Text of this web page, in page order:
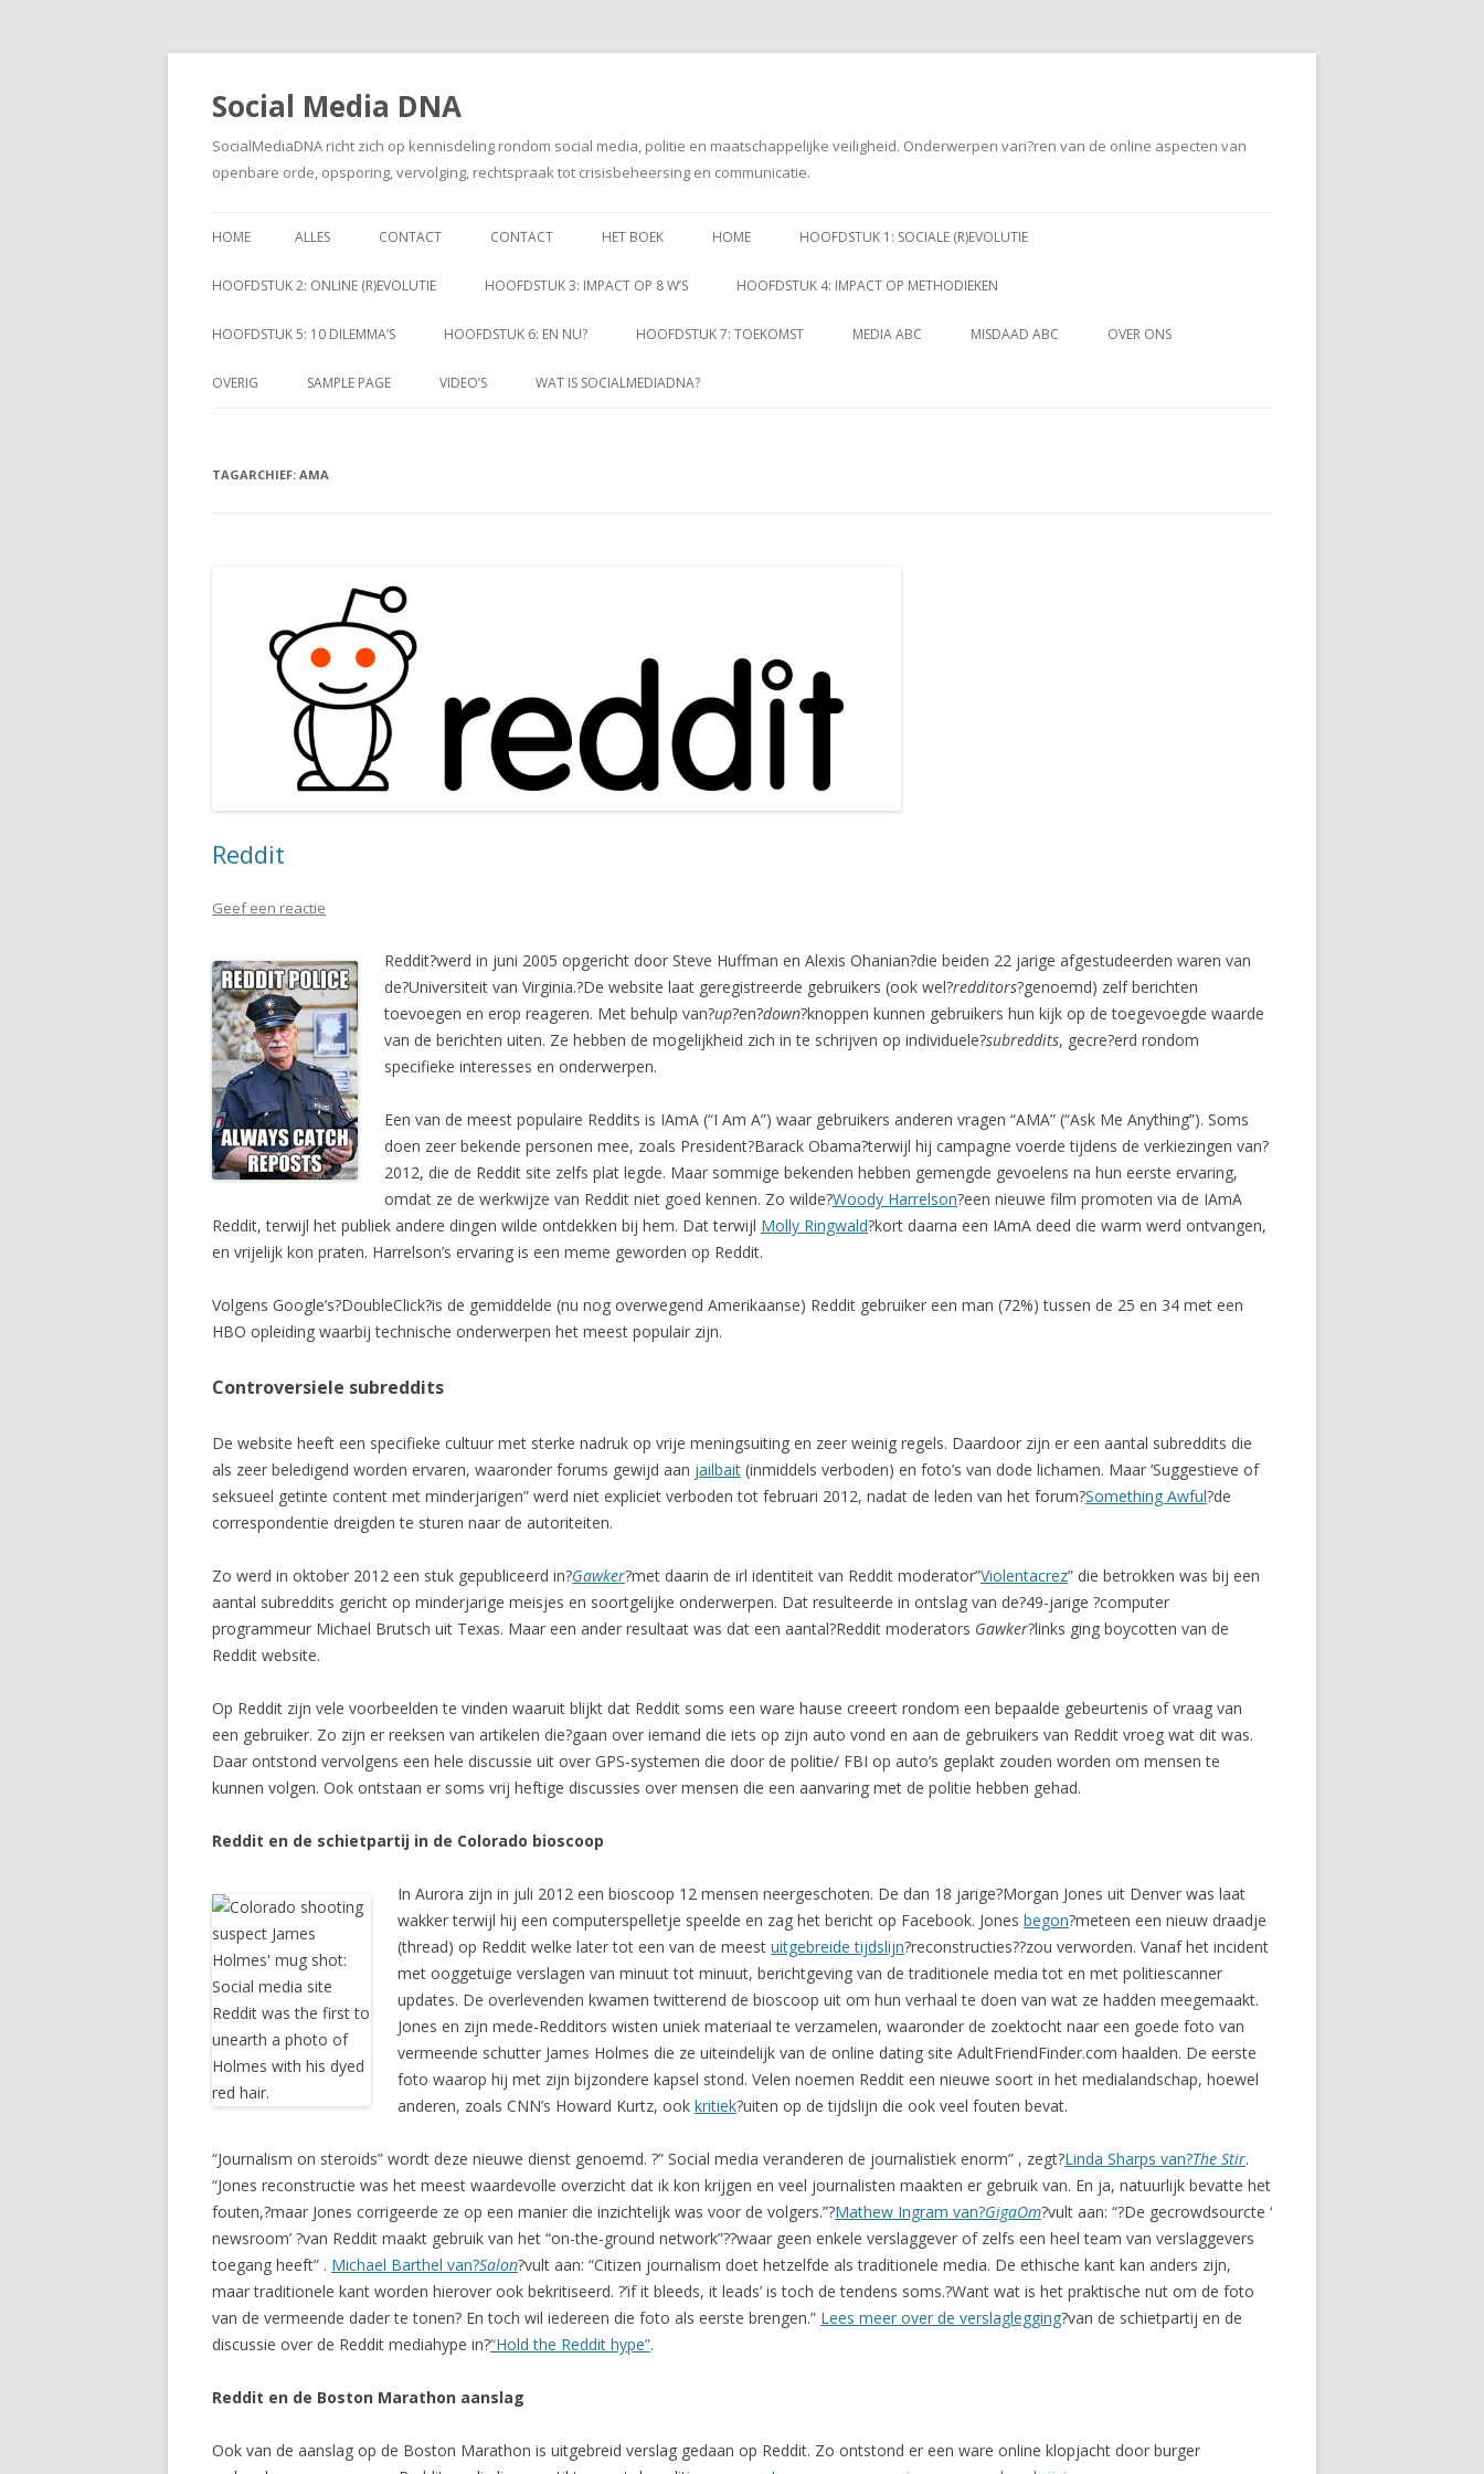
Social Media DNA
SocialMediaDNA richt zich op kennisdeling rondom social media, politie en maatschappelijke veiligheid. Onderwerpen vari?ren van de online aspecten van
openbare orde, opsporing, vervolging, rechtspraak tot crisisbeheersing en communicatie.
naar
HOME ALLES CONTACT CONTACT HET BOEK HOME HOOFDSTUK 1: SOCIALE (R)EVOLUTIE
HOOFDSTUK 2: ONLINE (R)EVOLUTIE HOOFDSTUK 3: IMPACT OP 8 W’S HOOFDSTUK 4: IMPACT OP METHODIEKEN
HOOFDSTUK 5: 10 DILEMMA’S HOOFDSTUK 6: EN NU? HOOFDSTUK 7: TOEKOMST MEDIA ABC MISDAAD ABC OVER ONS
OVERIG SAMPLE PAGE VIDEO’S WAT IS SOCIALMEDIADNA?
TAGARCHIEF: AMA
Reddit
Geef een reactie
Reddit?werd in juni 2005 opgericht door Steve Huffman en Alexis Ohanian?die beiden 22 jarige afgestudeerden waren van
de?Universiteit van Virginia.?De website laat geregistreerde gebruikers (ook wel?redditors?genoemd) zelf berichten
toevoegen en erop reageren. Met behulp van?up?en?down?knoppen kunnen gebruikers hun kijk op de toegevoegde waarde
van de berichten uiten. Ze hebben de mogelijkheid zich in te schrijven op individuele?subreddits, gecre?erd rondom
specifieke interesses en onderwerpen.
Een van de meest populaire Reddits is IAmA (“I Am A”) waar gebruikers anderen vragen “AMA” (“Ask Me Anything”). Soms
doen zeer bekende personen mee, zoals President?Barack Obama?terwijl hij campagne voerde tijdens de verkiezingen van?
2012, die de Reddit site zelfs plat legde. Maar sommige bekenden hebben gemengde gevoelens na hun eerste ervaring,
omdat ze de werkwijze van Reddit niet goed kennen. Zo wilde?Woody Harrelson?een nieuwe film promoten via de IAmA
Reddit, terwijl het publiek andere dingen wilde ontdekken bij hem. Dat terwijl Molly Ringwald?kort daarna een IAmA deed die warm werd ontvangen,
en vrijelijk kon praten. Harrelson’s ervaring is een meme geworden op Reddit.
Volgens Google’s?DoubleClick?is de gemiddelde (nu nog overwegend Amerikaanse) Reddit gebruiker een man (72%) tussen de 25 en 34 met een
HBO opleiding waarbij technische onderwerpen het meest populair zijn.
Controversiele subreddits
De website heeft een specifieke cultuur met sterke nadruk op vrije meningsuiting en zeer weinig regels. Daardoor zijn er een aantal subreddits die
als zeer beledigend worden ervaren, waaronder forums gewijd aan jailbait (inmiddels verboden) en foto’s van dode lichamen. Maar ‘Suggestieve of
seksueel getinte content met minderjarigen” werd niet expliciet verboden tot februari 2012, nadat de leden van het forum?Something Awful?de
correspondentie dreigden te sturen naar de autoriteiten.
Zo werd in oktober 2012 een stuk gepubliceerd in?Gawker?met daarin de irl identiteit van Reddit moderator”Violentacrez” die betrokken was bij een
aantal subreddits gericht op minderjarige meisjes en soortgelijke onderwerpen. Dat resulteerde in ontslag van de?49-jarige ?computer
programmeur Michael Brutsch uit Texas. Maar een ander resultaat was dat een aantal?Reddit moderators Gawker?links ging boycotten van de
Reddit website.
Op Reddit zijn vele voorbeelden te vinden waaruit blijkt dat Reddit soms een ware hause creeert rondom een bepaalde gebeurtenis of vraag van
een gebruiker. Zo zijn er reeksen van artikelen die?gaan over iemand die iets op zijn auto vond en aan de gebruikers van Reddit vroeg wat dit was.
Daar ontstond vervolgens een hele discussie uit over GPS-systemen die door de politie/ FBI op auto’s geplakt zouden worden om mensen te
kunnen volgen. Ook ontstaan er soms vrij heftige discussies over mensen die een aanvaring met de politie hebben gehad.
Reddit en de schietpartij in de Colorado bioscoop
In Aurora zijn in juli 2012 een bioscoop 12 mensen neergeschoten. De dan 18 jarige?Morgan Jones uit Denver was laat
wakker terwijl hij een computerspelletje speelde en zag het bericht op Facebook. Jones begon?meteen een nieuw draadje
(thread) op Reddit welke later tot een van de meest uitgebreide tijdslijn?reconstructies??zou verworden. Vanaf het incident
met ooggetuige verslagen van minuut tot minuut, berichtgeving van de traditionele media tot en met politiescanner
updates. De overlevenden kwamen twitterend de bioscoop uit om hun verhaal te doen van wat ze hadden meegemaakt.
Jones en zijn mede-Redditors wisten uniek materiaal te verzamelen, waaronder de zoektocht naar een goede foto van
vermeende schutter James Holmes die ze uiteindelijk van de online dating site AdultFriendFinder.com haalden. De eerste
foto waarop hij met zijn bijzondere kapsel stond. Velen noemen Reddit een nieuwe soort in het medialandschap, hoewel
anderen, zoals CNN’s Howard Kurtz, ook kritiek?uiten op de tijdslijn die ook veel fouten bevat.
“Journalism on steroids” wordt deze nieuwe dienst genoemd. ?” Social media veranderen de journalistiek enorm” , zegt?Linda Sharps van?The Stir.
“Jones reconstructie was het meest waardevolle overzicht dat ik kon krijgen en veel journalisten maakten er gebruik van. En ja, natuurlijk bevatte het
fouten,?maar Jones corrigeerde ze op een manier die inzichtelijk was voor de volgers.”?Mathew Ingram van?GigaOm?vult aan: “?De gecrowdsourcte ‘
newsroom’ ?van Reddit maakt gebruik van het “on-the-ground network”??waar geen enkele verslaggever of zelfs een heel team van verslaggevers
toegang heeft” . Michael Barthel van?Salon?vult aan: “Citizen journalism doet hetzelfde als traditionele media. De ethische kant kan anders zijn,
maar traditionele kant worden hierover ook bekritiseerd. ?’if it bleeds, it leads’ is toch de tendens soms.?Want wat is het praktische nut om de foto
van de vermeende dader te tonen? En toch wil iedereen die foto als eerste brengen.” Lees meer over de verslaglegging?van de schietpartij en de
discussie over de Reddit mediahype in?“Hold the Reddit hype”.
Reddit en de Boston Marathon aanslag
Ook van de aanslag op de Boston Marathon is uitgebreid verslag gedaan op Reddit. Zo ontstond er een ware online klopjacht door burger